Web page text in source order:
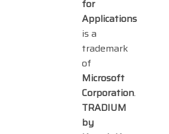
for
Applications
is a
trademark
of
Microsoft
Corporation.
TRADIUM
by